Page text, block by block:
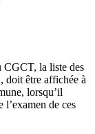
CGCT, la liste des
doit être affichée à
lorsqu’il
l’examen de ces